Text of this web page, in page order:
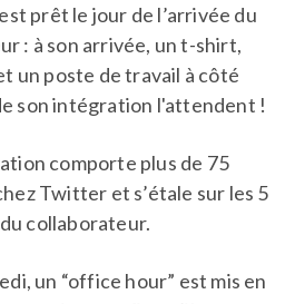
prêt le jour de l’arrivée du
: à son arrivée, un t-shirt,
un poste de travail à côté
son intégration l'attendent !
comporte plus de 75
Twitter et s’étale sur les 5
collaborateur.
un “office hour” est mis en